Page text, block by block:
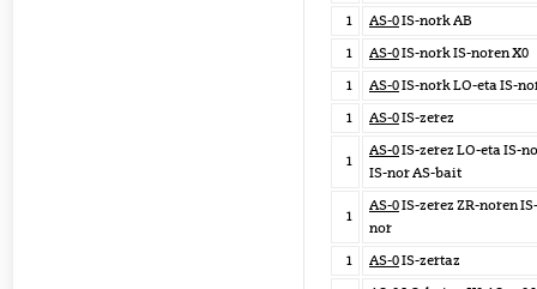
1
AS-0IS-nork AB
1
AS-0IS-nork IS-noren X0
1
AS-0IS-nork LO-eta IS-
1
AS-0IS-zerez
1
AS-0IS-zerez LO-eta IS-
IS-nor AS-bait
1
AS-0IS-zerez ZR-noren IS-
nor
1
AS-0IS-zertaz